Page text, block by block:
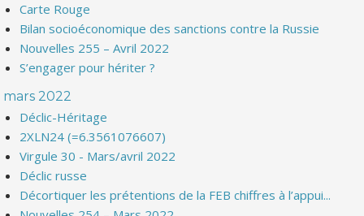
Carte Rouge
Bilan socioéconomique des sanctions contre la Russie
Nouvelles 255 – Avril 2022
S’engager pour hériter ?
mars 2022
Déclic-Héritage
2XLN24 (=6.3561076607)
Virgule 30 - Mars/avril 2022
Déclic russe
Décortiquer les prétentions de la FEB chiffres à l’appui...